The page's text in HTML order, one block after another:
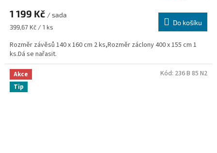
1 199 Kč / sada
Měrná
399,67 Kč / 1 ks
Do košíku
Rozměr závěsů 140 x 160 cm 2 ks,Rozměr záclony 400 x 155 cm 1
ks.Dá se nařasit.
Akce
Tip
Kód: 236 B 85 N2